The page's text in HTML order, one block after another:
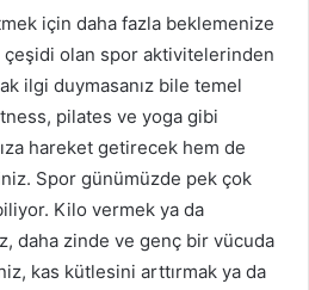
için daha fazla beklemenize
çeşidi olan spor aktivitelerinden
ilgi duymasanız bile temel
pilates ve yoga gibi
hareket getirecek hem de
Spor günümüzde pek çok
Kilo vermek ya da
daha zinde ve genç bir vücuda
kas kütlesini arttırmak ya da